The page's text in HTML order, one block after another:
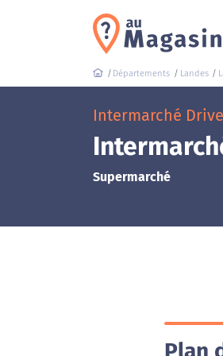
Départements Landes
Intermarché
Supermarché